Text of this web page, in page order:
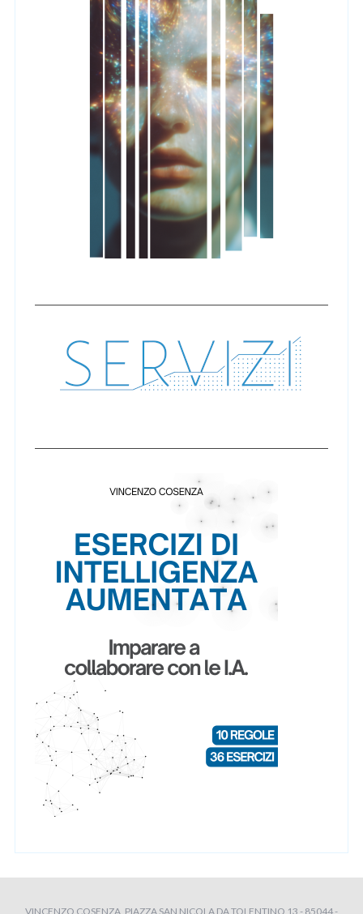
VINCENZO COSENZA, PIAZZA SAN NICOLA DA TOLENTINO 13 - 85044 -